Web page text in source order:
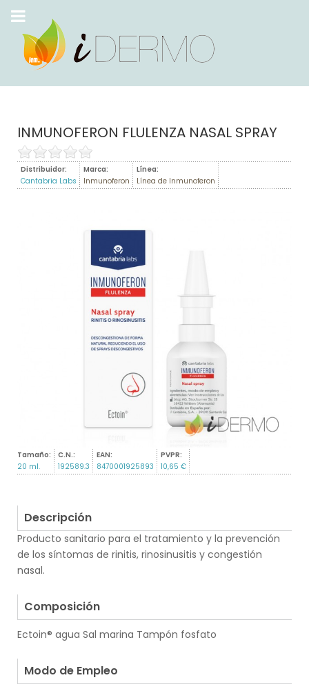
INMUNOFERON FLULENZA NASAL SPRAY
Distribuidor:
Cantabria Labs
Marca:
Inmunoferon
Línea:
Línea de Inmunoferon
Tamaño:
20 ml.
C.N.:
192589.3
EAN:
8470001925893
PVPR:
10,65 €
Descripción
Producto sanitario para el tratamiento y la prevención
de los síntomas de rinitis, rinosinusitis y congestión
nasal.
Composición
Ectoin® agua Sal marina Tampón fosfato
Modo de Empleo